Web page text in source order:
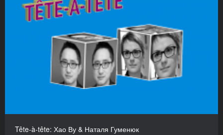
Tête-à-tête: Хао Ву & Наталя Гуменюк